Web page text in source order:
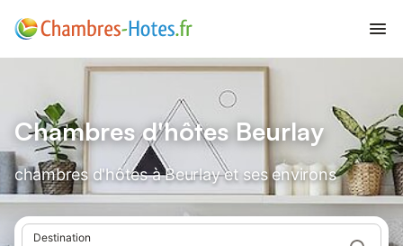
Chambres d'hôtes Beurlay
chambres d'hôtes à Beurlay et ses environs
Destination